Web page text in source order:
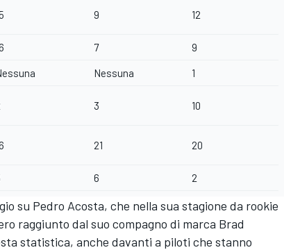
9 12
7 9
Nessuna 1
3 10
21 20
6 2
su Pedro Acosta, che nella sua stagione da rookie
raggiunto dal suo compagno di marca Brad
statistica, anche davanti a piloti che stanno